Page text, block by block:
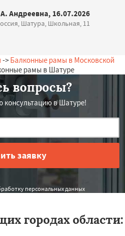
Андреевна, 16.07.2026
Шатура, Школьная, 11
-> Балконные рамы в Московской
рамы в Шатуре
вопросы?
консультацию в Шатуре!
персональных данных
городах области: